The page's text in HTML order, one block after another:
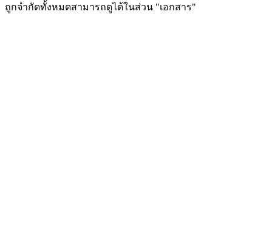
ถูกจำกัดทั้งหมดสามารถดูได้ในส่วน "เอกสาร"